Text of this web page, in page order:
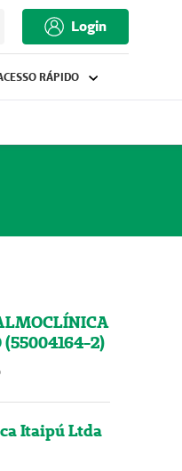
Login
RÁPIDO
(55004164-2)
Itaipú Ltda